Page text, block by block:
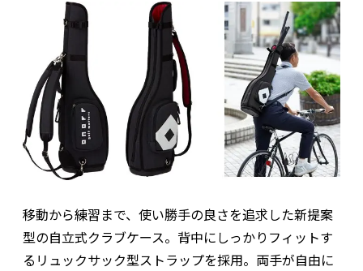
移動から練習まで、使い勝手の良さを追求した新提案
型の自立式クラブケース。背中にしっかりフィットす
るリュックサック型ストラップを採用。両手が自由に